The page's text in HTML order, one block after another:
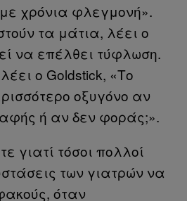
χρόνια φλεγμονή».
τα μάτια, λέει ο
να επέλθει τύφλωση.
ο Goldstick, «Το
οξυγόνο αν
ή αν δεν φοράς;».
γιατί τόσοι πολλοί
των γιατρών να
όταν